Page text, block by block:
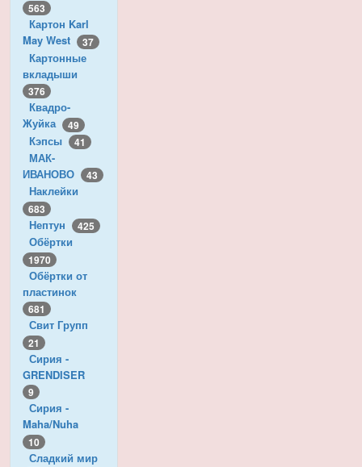
563
Картон Karl
May West
37
Картонные
вкладыши
376
Квадро-
Жуйка
49
Кэпсы 41
МАК-
ИВАНОВО
43
Наклейки
683
Нептун 425
Обёртки
1970
Обёртки от
пластинок
681
Свит Групп
21
Сирия -
GRENDISER
9
Сирия -
Maha/Nuha
10
Сладкий мир